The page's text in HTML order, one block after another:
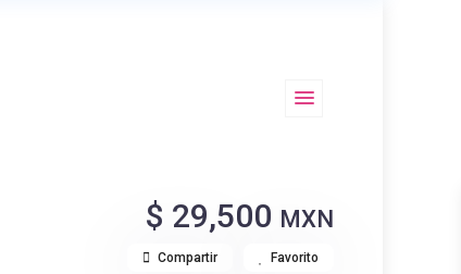
$ 29,500 MXN
Compartir Favorito